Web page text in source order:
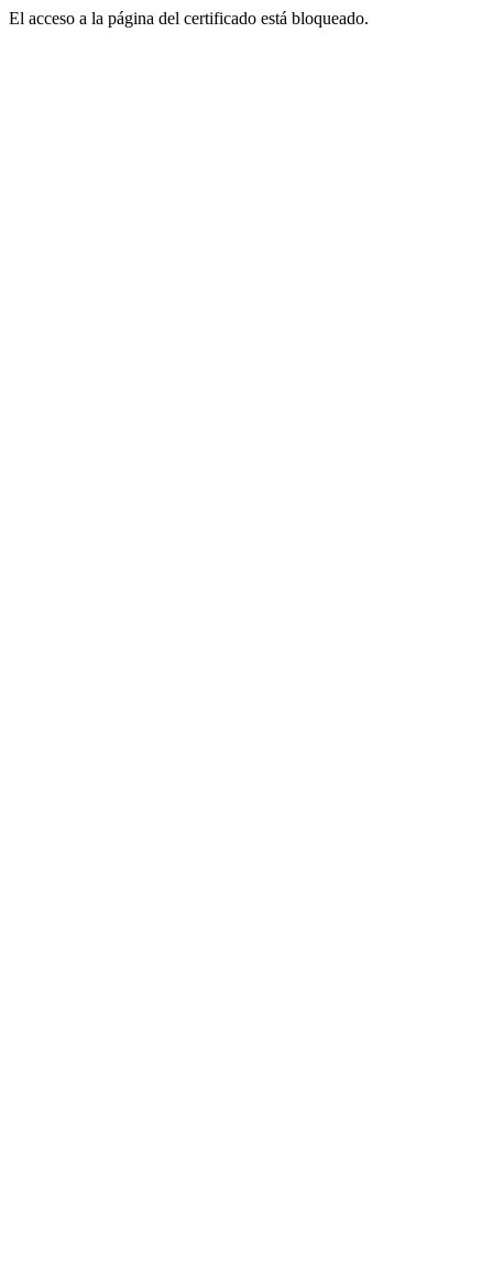
El acceso a la página del certificado está bloqueado.